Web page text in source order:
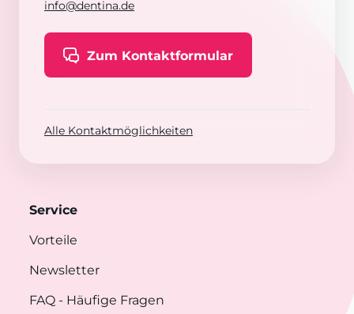
info@dentina.de
Zum Kontaktformular
Alle Kontaktmöglichkeiten
Service
Vorteile
Newsletter
FAQ - Häufige Fragen